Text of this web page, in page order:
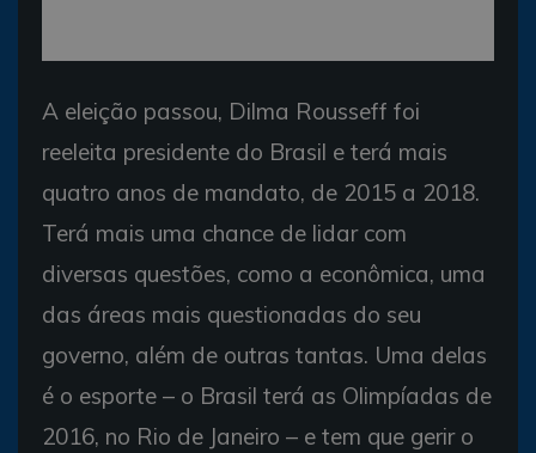
A eleição passou, Dilma Rousseff foi
reeleita presidente do Brasil e terá mais
quatro anos de mandato, de 2015 a 2018.
Terá mais uma chance de lidar com
diversas questões, como a econômica, uma
das áreas mais questionadas do seu
governo, além de outras tantas. Uma delas
é o esporte – o Brasil terá as Olimpíadas de
2016, no Rio de Janeiro – e tem que gerir o